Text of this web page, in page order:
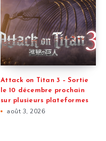
Attack on Titan 3 – Sortie
le 10 décembre prochain
sur plusieurs plateformes
août 3, 2026